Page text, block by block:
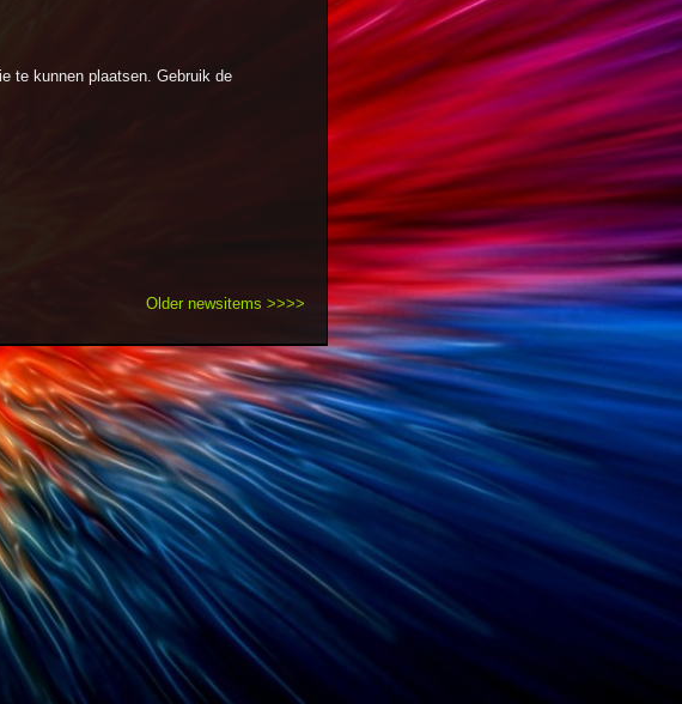
te kunnen plaatsen. Gebruik de
Older newsitems >>>>